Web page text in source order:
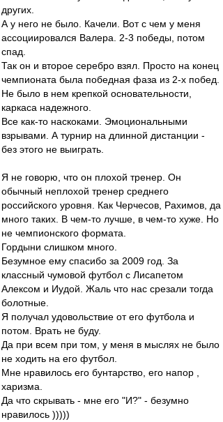
других.
А у него не было. Качели. Вот с чем у меня
ассоциировался Валера. 2-3 победы, потом
спад.
Так он и второе серебро взял. Просто на конец
чемпионата была победная фаза из 2-х побед.
Не было в нем крепкой основательности,
каркаса надежного.
Все как-то наскоками. Эмоциональными
взрывами. А турнир на длинной дистанции -
без этого не выиграть.
Я не говорю, что он плохой тренер. Он
обычный неплохой тренер среднего
российского уровня. Как Черчесов, Рахимов, да
много таких. В чем-то лучше, в чем-то хуже. Но
не чемпионского формата.
Гордыни слишком много.
Безумное ему спасибо за 2009 год. За
классный чумовой футбол с Лисапетом
Алексом и Иудой. Жаль что нас срезали тогда
болотные.
Я получал удовольствие от его футбола и
потом. Врать не буду.
Да при всем при том, у меня в мыслях не было
не ходить на его футбол.
Мне нравилось его бунтарство, его напор ,
харизма.
Да что скрывать - мне его "И?" - безумно
нравилось )))))